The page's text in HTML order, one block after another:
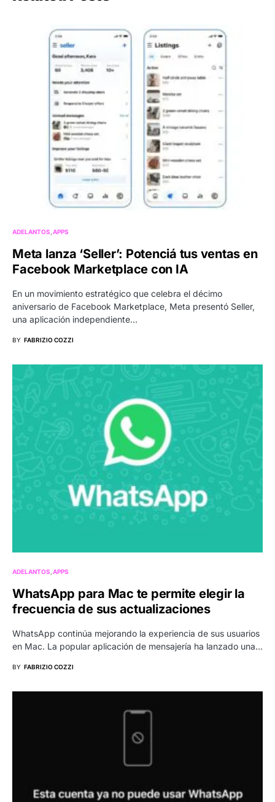
ADELANTOS APPS
Meta lanza ‘Seller’: Potenciá tus ventas en
Facebook Marketplace con IA
En un movimiento estratégico que celebra el décimo
aniversario de Facebook Marketplace, Meta presentó Seller,
una aplicación independiente…
BY FABRIZIO COZZI
ADELANTOS APPS
WhatsApp para Mac te permite elegir la
frecuencia de sus actualizaciones
WhatsApp continúa mejorando la experiencia de sus usuarios
en Mac. La popular aplicación de mensajería ha lanzado una…
BY FABRIZIO COZZI